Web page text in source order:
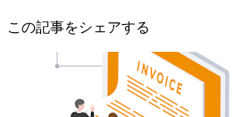
この記事をシェアする